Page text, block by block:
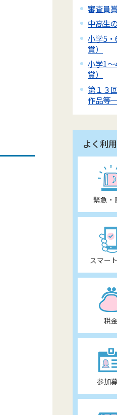
審査員賞
中高生
小学5
賞）
小学1
賞）
第１３
作品等
よく利
緊急・
スマー
税金
参加